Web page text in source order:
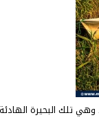
تلك البحيرة الهادئة